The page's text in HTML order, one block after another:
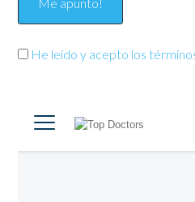
He leído y acepto los